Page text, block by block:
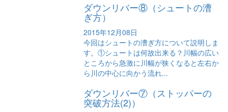
ダウンリバー⑧（シュートの漕
ぎ方）
2015年12月08日
今回はシュートの漕ぎ方について説明しま
す。①シュートは何故出来る？川幅の広い
ところから急激に川幅が狭くなると左右か
ら川の中心に向かう流れ...
ダウンリバー⑦（ストッパーの
突破方法(2)）